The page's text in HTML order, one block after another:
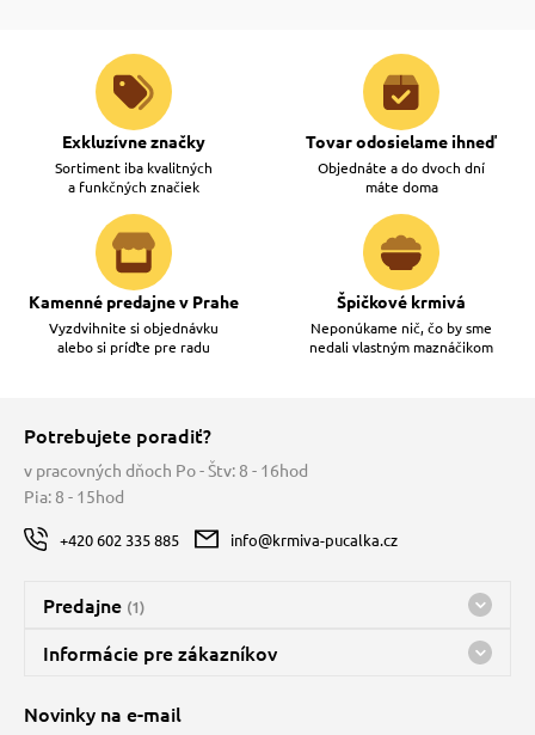
Exkluzívne značky
Sortiment iba kvalitných
a funkčných značiek
Tovar odosielame ihneď
Objednáte a do dvoch dní
máte doma
Kamenné predajne v Prahe
Vyzdvihnite si objednávku
alebo si príďte pre radu
Špičkové krmivá
Neponúkame nič, čo by sme
nedali vlastným maznáčikom
Potrebujete poradiť?
v pracovných dňoch Po - Štv: 8 - 16hod
Pia: 8 - 15hod
+420 602 335 885 info@krmiva-pucalka.cz
Predajne (1)
Predajňa a sklad Kbely
nes máme otvorené 08:00 - 16:00
Informácie pre zákazníkov
Novinky na e-mail